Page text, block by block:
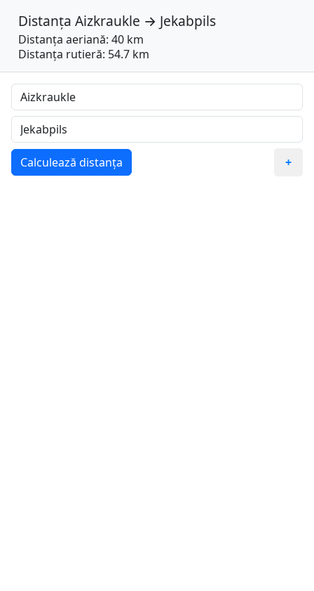
Distanța Aizkraukle → Jekabpils
Distanța aeriană: 40 km
Distanța rutieră: 54.7 km
Calculează distanța +